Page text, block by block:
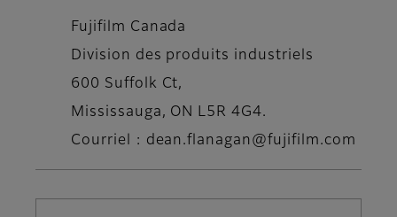
Fujifilm Canada
Division des produits industriels
600 Suffolk Ct,
Mississauga, ON L5R 4G4.
Courriel : dean.flanagan@fujifilm.com